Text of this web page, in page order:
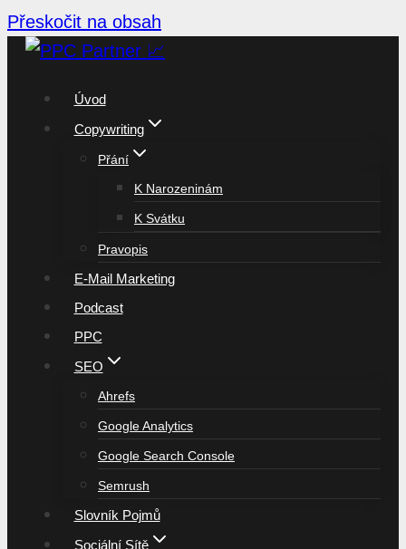
Přeskočit na obsah
Úvod
Copywriting
Přání
K Narozeninám
K Svátku
Pravopis
E-Mail Marketing
Podcast
PPC
SEO
Ahrefs
Google Analytics
Google Search Console
Semrush
Slovník Pojmů
Sociální Sítě